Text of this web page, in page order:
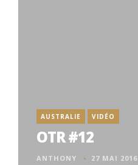
AUSTRALIE VIDÉO
OTR #12
ANTHONY 27 MAI 2016